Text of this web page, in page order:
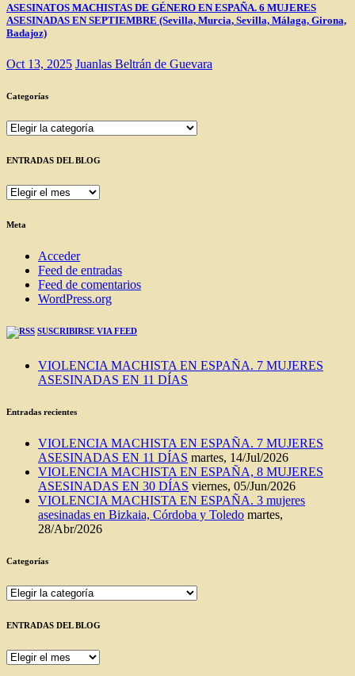
ASESINATOS MACHISTAS DE GÉNERO EN ESPAÑA. 6 MUJERES
ASESINADAS EN SEPTIEMBRE (Sevilla, Murcia, Sevilla, Málaga, Girona,
Badajoz)
Oct 13, 2025 Juanlas Beltrán de Guevara
Categorías
Categorías
ENTRADAS DEL BLOG
ENTRADAS
BLOG
Meta
Acceder
Feed de entradas
Feed de comentarios
WordPress.org
SUSCRIBIRSE VIA FEED
VIOLENCIA MACHISTA EN ESPAÑA. 7 MUJERES
ASESINADAS EN 11 DÍAS
Entradas recientes
VIOLENCIA MACHISTA EN ESPAÑA. 7 MUJERES
ASESINADAS EN 11 DÍAS martes, 14/Jul/2026
VIOLENCIA MACHISTA EN ESPAÑA, 8 MUJERES
ASESINADAS EN 30 DÍAS viernes, 05/Jun/2026
VIOLENCIA MACHISTA EN ESPAÑA. 3 mujeres
asesinadas en Bizkaia, Córdoba y Toledo martes,
28/Abr/2026
Categorías
Categorías
ENTRADAS DEL BLOG
ENTRADAS